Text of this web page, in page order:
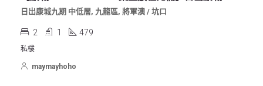
日出康城九期 中低層, 九龍區, 將軍澳 / 坑口
2 1 479
私樓
maymayhoho